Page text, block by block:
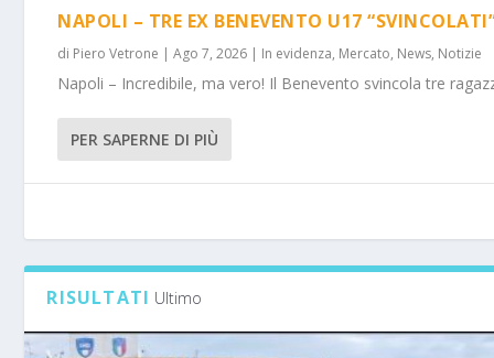
NAPOLI – TRE EX BENEVENTO U17
di Piero Vetrone |Ago 7, 2026 | In evidenza, Mercato, News, Notizie
Napoli – Incredibile, ma vero! Il Benevento svincola tre
PER SAPERNE DI PIÙ
RISULTATI Ultimo